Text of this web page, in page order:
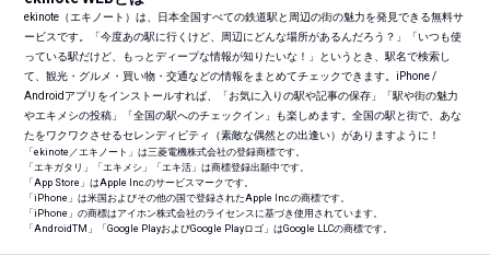
ekinote（エキノート）は、日本全国すべての鉄道駅と周辺の街の魅力を発見できる無料サ
ービスです。「今度あの駅に行くけど、周辺にどんな場所があるんだろう？」「いつも使
っている駅だけど、もっとディープな情報が知りたいな！」というとき、駅名で検索し
て、観光・グルメ・買い物・交通などの情報をまとめてチェックできます。iPhone /
Androidアプリをインストールすれば、「お気に入りの駅や記事の保存」「駅や街の魅力
やエキメシの投稿」「全国の駅へのチェックイン」も楽しめます。全国の駅と街で、あな
たをワクワクさせるセレンディピティ（素敵な偶然との出逢い）がありますように！
「ekinote／エキノート」は三菱電機株式会社の登録商標です。
「エキガタリ」「エキメシ」「エキ活」は商標登録出願中です。
「App Store」はApple Inc.のサービスマークです。
「iPhone」は米国およびその他の国で登録されたApple Inc.の商標です。
「iPhone」の商標はアイホン株式会社のライセンスに基づき使用されています。
「AndroidTM 」「Google PlayおよびGoogle Playロゴ」はGoogle LLCの商標です。